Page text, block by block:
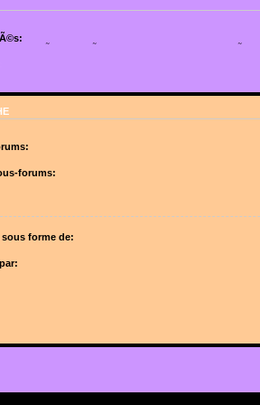
par des
des recherches partielles.
inclus si vous ne dÃ©sactivez pas lâ€™option ci-
forums:
forme de: